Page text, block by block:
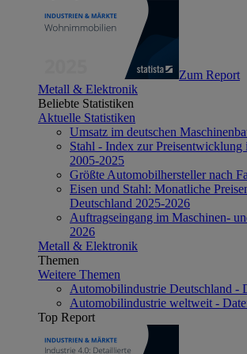
Zum Report
Metall & Elektronik
Beliebte Statistiken
Aktuelle Statistiken
Umsatz im deutschen
Stahl - Index zur Preisentwicklung
2005-2025
Größte Automobilhersteller nach
Eisen und Stahl: Monatliche
Deutschland 2025-2026
Auftragseingang im Maschinen-
2026
Metall & Elektronik
Themen
Weitere Themen
Automobilindustrie Deutschland -
Automobilindustrie weltweit -
Top Report